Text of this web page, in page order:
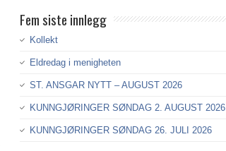
Fem siste innlegg
Kollekt
Eldredag i menigheten
ST. ANSGAR NYTT – AUGUST 2026
KUNNGJØRINGER SØNDAG 2. AUGUST 2026
KUNNGJØRINGER SØNDAG 26. JULI 2026